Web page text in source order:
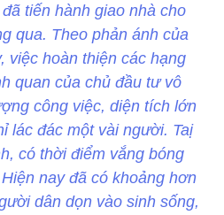
tiến hành giao nhà cho
qua. Theo phản ánh của
việc hoàn thiện các hạng
quan của chủ đầu tư vô
công việc, diện tích lớn
lác đác một vài người. Taị
có thời điểm vắng bóng
nay đã có khoảng hơn
dân dọn vào sinh sống,